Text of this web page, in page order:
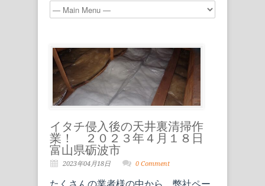
イタチ侵入後の天井裏清掃作
業！ ２０２３年４月１８日
富山県砺波市
2023年04月18日 0 Comment
たくさんの業者様の中から、弊社ペー